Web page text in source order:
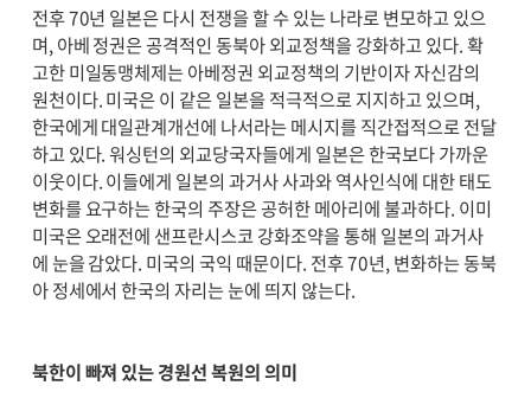
전후 70년 일본은 다시 전쟁을 할 수 있는 나라로 변모하고 있으
며, 아베 정권은 공격적인 동북아 외교정책을 강화하고 있다. 확
고한 미일동맹체제는 아베정권 외교정책의 기반이자 자신감의
원천이다. 미국은 이 같은 일본을 적극적으로 지지하고 있으며,
한국에게 대일관계개선에 나서라는 메시지를 직간접적으로 전달
하고 있다. 워싱턴의 외교당국자들에게 일본은 한국보다 가까운
이웃이다. 이들에게 일본의 과거사 사과와 역사인식에 대한 태도
변화를 요구하는 한국의 주장은 공허한 메아리에 불과하다. 이미
미국은 오래전에 샌프란시스코 강화조약을 통해 일본의 과거사
에 눈을 감았다. 미국의 국익 때문이다. 전후 70년, 변화하는 동북
아 정세에서 한국의 자리는 눈에 띄지 않는다.
북한이 빠져 있는 경원선 복원의 의미